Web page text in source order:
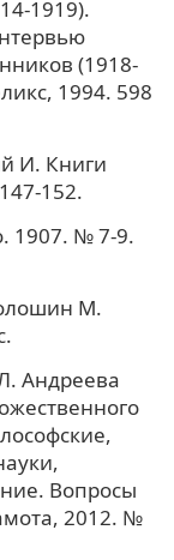
1919).
(1918-
1994. 598
И. Книги
152.
1907. № 7-9.
М.
Андреева
Вопросы
2012. №